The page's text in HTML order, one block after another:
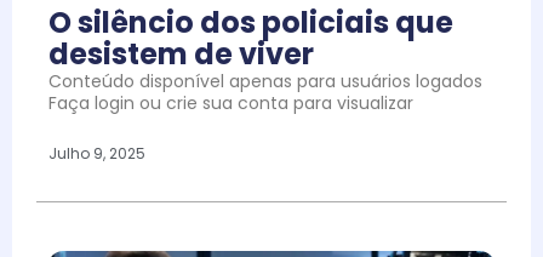
O silêncio dos policiais que
desistem de viver
Conteúdo disponível apenas para usuários logados
Faça login ou crie sua conta para visualizar
Julho 9, 2025